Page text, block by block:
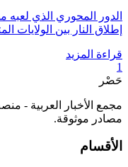
الدور المحوري الذي
إطلاق النار بين الولايات
قراءة المزيد
1
حَصْر
مجمع الأخبار العربية -
مصادر موثوقة.
الأقسام